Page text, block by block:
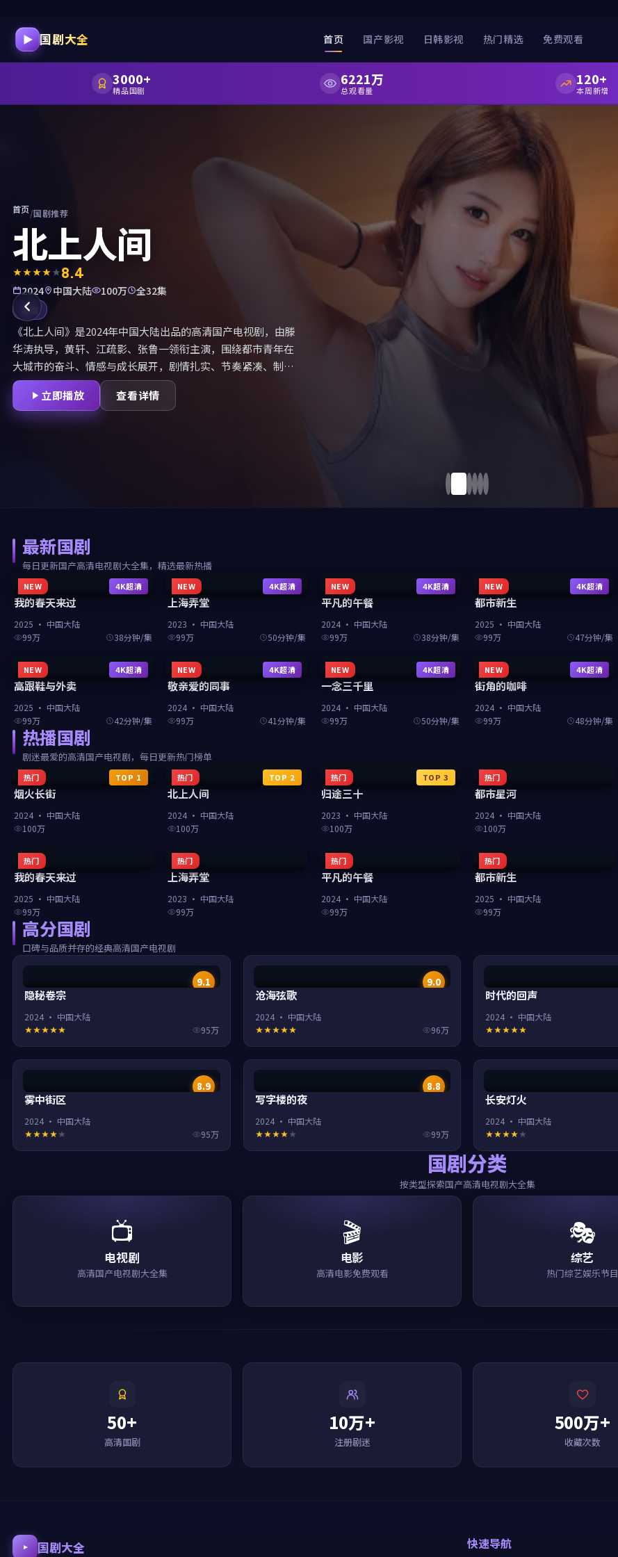
国剧大全 首页 国产影视 日韩影视 热门精选 免费观看
3000+
精品国剧
6221万
总观看量
120+
本周新增
首页/国剧推荐
北上人间
8.4
2024 中国大陆 100万 全32集
都市
《北上人间》是2024年中国大陆出品的高清国产电视剧，由滕
华涛执导，黄轩、江疏影、张鲁一领衔主演，围绕都市青年在
大城市的奋斗、情感与成长展开，剧情扎实、节奏紧凑、制作
精良。国剧大全整理北上人间全集，提供国产免费观看高清电
视剧大全集服务，无广告、无套路高清在线观看。
立即播放 查看详情
最新国剧
每日更新国产高清电视剧大全集，精选最新热播
NEW 4K超清
我的春天来过
2025 · 中国大陆
99万
38分钟/集
NEW 4K超清
上海弄堂
2023 · 中国大陆
99万
50分钟/集
NEW 4K超清
平凡的午餐
2024 · 中国大陆
99万
38分钟/集
NEW 4K超清
都市新生
2025 · 中国大陆
99万
47分钟/集
NEW 4K超清
高跟鞋与外卖
2025 · 中国大陆
99万
42分钟/集
NEW 4K超清
敬亲爱的同事
2024 · 中国大陆
99万
41分钟/集
NEW 4K超清
一念三千里
2024 · 中国大陆
99万
50分钟/集
NEW 4K超清
街角的咖啡
2024 · 中国大陆
99万
48分钟/集
热播国剧
剧迷最爱的高清国产电视剧，每日更新热门榜单
热门 TOP 1
烟火长街
2024 · 中国大陆
100万
热门 TOP 2
北上人间
2024 · 中国大陆
100万
热门 TOP3
归途三十
2023 · 中国大陆
100万
热门
都市星河
2024 · 中国大陆
100万
热门
我的春天来过
2025 · 中国大陆
99万
热门
上海弄堂
2023 · 中国大陆
99万
热门
平凡的午餐
2024 · 中国大陆
99万
热门
都市新生
2025 · 中国大陆
99万
高分国剧
口碑与品质并存的经典高清国产电视剧
9.1
隐秘卷宗
2024 · 中国大陆
95万
9.0
沧海弦歌
2024· 中国大陆
96万
时代的回声
2024 · 中国大陆
8.9
雾中街区
2024 · 中国大陆
95万
8.8
写字楼的夜
2024· 中国大陆
99万
长安灯火
2024 · 中国大陆
国剧分类
按类型探索国产高清电视剧大全集
📺
电视剧
高清国产电视剧大全集
🎬
电影
高清电影免费观看
🎭
综艺
热门综艺娱乐节目
50+
高清国剧
10万+
注册剧迷
500万+
收藏次数
国剧大全 快速导航